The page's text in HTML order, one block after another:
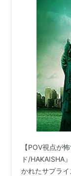
【POV視点が
ド/HAKAISHA
かれたサプラ